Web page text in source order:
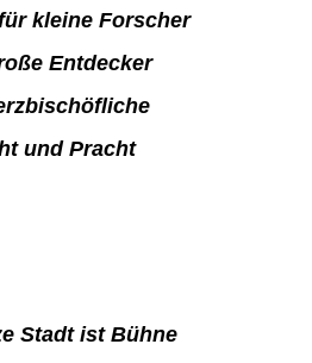
kleine Forscher
Entdecker
und Pracht
Stadt ist Bühne